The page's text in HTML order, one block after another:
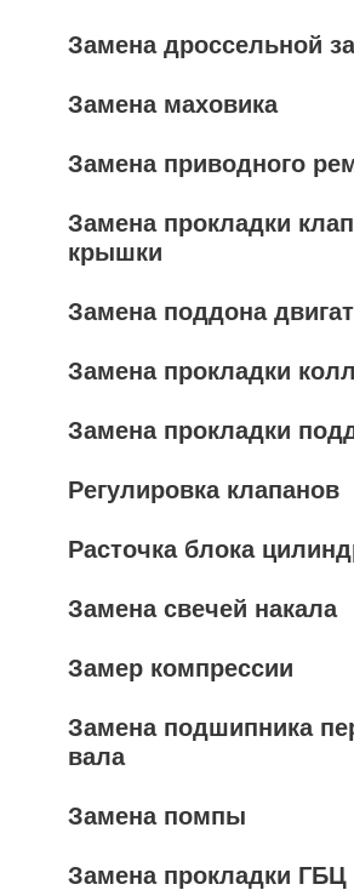
Замена дроссельной
Замена маховика
Замена приводного
Замена прокладки
крышки
Замена поддона
Замена прокладки
Замена прокладки
Регулировка клапанов
Расточка блока
Замена свечей накала
Замер компрессии
Замена подшипника
вала
Замена помпы
Замена прокладки ГБЦ